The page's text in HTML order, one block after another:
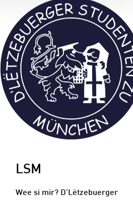
LSM
Wee si mir? D’Lëtzebuerger